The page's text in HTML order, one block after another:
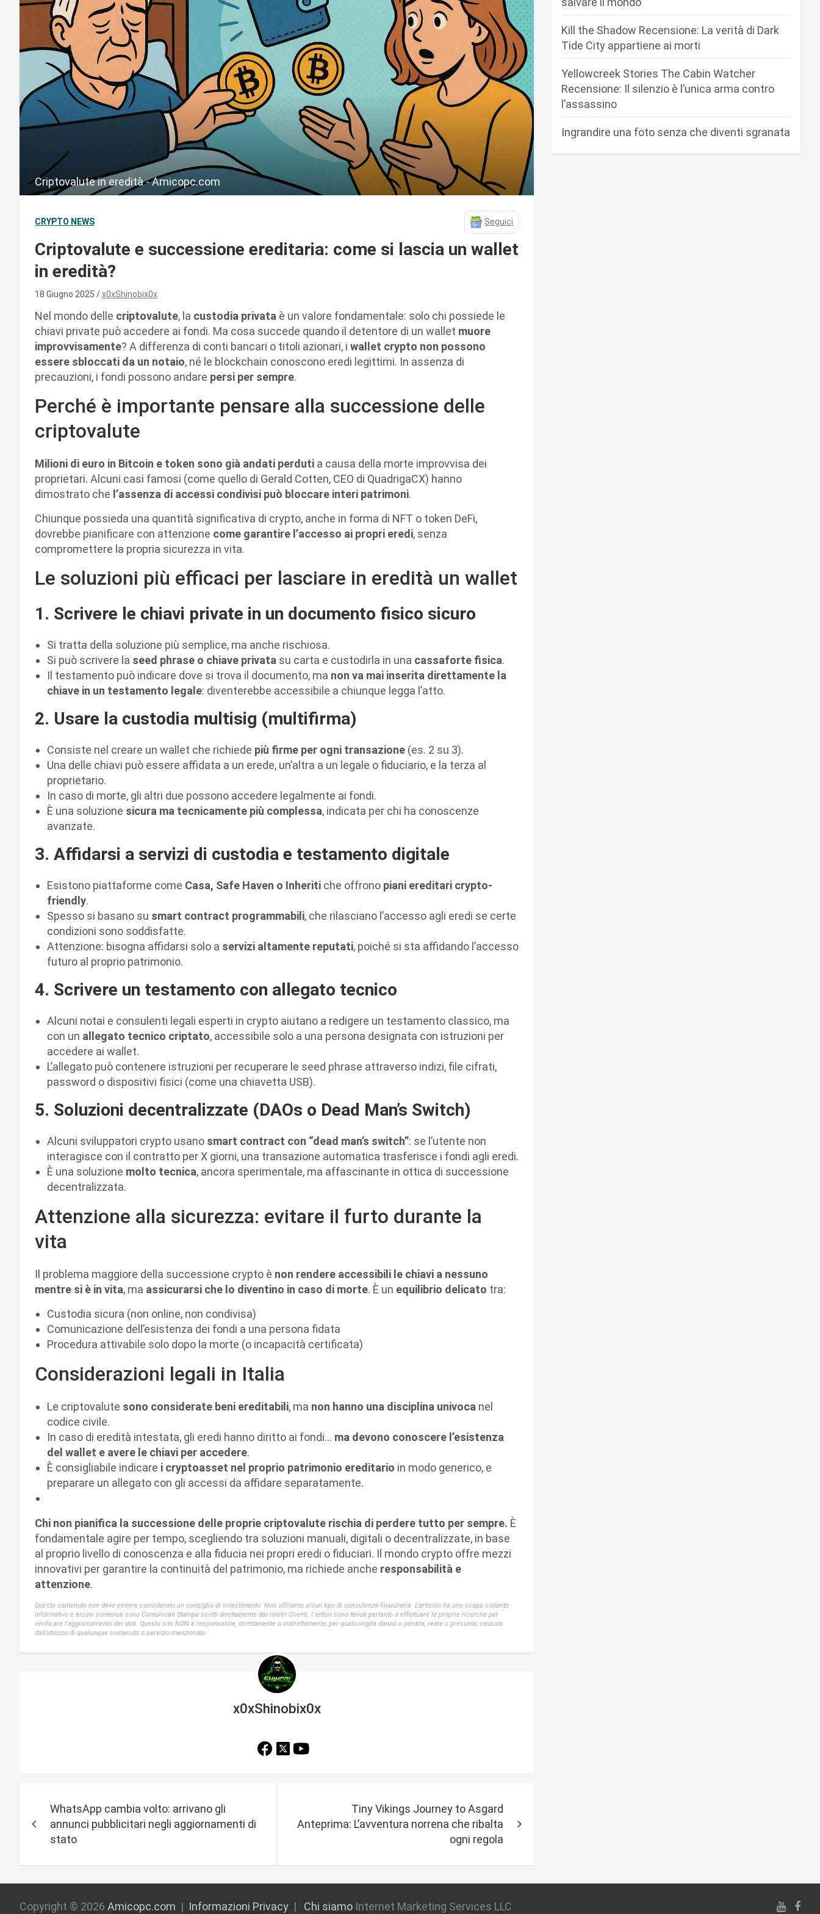
Criptovalute in eredità - Amicopc.com
CRYPTO NEWS Seguici
Criptovalute e successione ereditaria: come si lascia un wallet
in eredità?
18 Giugno 2025 x0xShinobix0x
Nel mondo delle criptovalute, la custodia privata è un valore fondamentale: solo chi possiede le
chiavi private può accedere ai fondi. Ma cosa succede quando il detentore di un wallet muore
improvvisamente? A differenza di conti bancari o titoli azionari, i wallet crypto non possono
essere sbloccati da un notaio, né le blockchain conoscono eredi legittimi. In assenza di
precauzioni, i fondi possono andare persi per sempre.
Perché è importante pensare alla successione delle
criptovalute
Milioni di euro in Bitcoin e token sono già andati perduti a causa della morte improvvisa dei
proprietari. Alcuni casi famosi (come quello di Gerald Cotten, CEO di QuadrigaCX) hanno
dimostrato che l’assenza di accessi condivisi può bloccare interi patrimoni.
Chiunque possieda una quantità significativa di crypto, anche in forma di NFT o token DeFi,
dovrebbe pianificare con attenzione come garantire l’accesso ai propri eredi, senza
compromettere la propria sicurezza in vita.
Le soluzioni più efficaci per lasciare in eredità un wallet
1. Scrivere le chiavi private in un documento fisico sicuro
Si tratta della soluzione più semplice, ma anche rischiosa.
Si può scrivere la seed phrase o chiave privata su carta e custodirla in una cassaforte fisica.
Il testamento può indicare dove si trova il documento, ma non va mai inserita direttamente la
chiave in un testamento legale: diventerebbe accessibile a chiunque legga l’atto.
2. Usare la custodia multisig (multifirma)
Consiste nel creare un wallet che richiede più firme per ogni transazione (es. 2 su 3).
Una delle chiavi può essere affidata a un erede, un’altra a un legale o fiduciario, e la terza al
proprietario.
In caso di morte, gli altri due possono accedere legalmente ai fondi.
È una soluzione sicura ma tecnicamente più complessa, indicata per chi ha conoscenze
avanzate.
3. Affidarsi a servizi di custodia e testamento digitale
Esistono piattaforme come Casa, Safe Haven o Inheriti che offrono piani ereditari crypto-
friendly.
Spesso si basano su smart contract programmabili, che rilasciano l’accesso agli eredi se certe
condizioni sono soddisfatte.
Attenzione: bisogna affidarsi solo a servizi altamente reputati, poiché si sta affidando l’accesso
futuro al proprio patrimonio.
4. Scrivere un testamento con allegato tecnico
Alcuni notai e consulenti legali esperti in crypto aiutano a redigere un testamento classico, ma
con un allegato tecnico criptato, accessibile solo a una persona designata con istruzioni per
accedere ai wallet.
L’allegato può contenere istruzioni per recuperare le seed phrase attraverso indizi, file cifrati,
password o dispositivi fisici (come una chiavetta USB).
5. Soluzioni decentralizzate (DAOs o Dead Man’s Switch)
Alcuni sviluppatori crypto usano smart contract con “dead man’s switch”: se l’utente non
interagisce con il contratto per X giorni, una transazione automatica trasferisce i fondi agli eredi.
È una soluzione molto tecnica, ancora sperimentale, ma affascinante in ottica di successione
decentralizzata.
Attenzione alla sicurezza: evitare il furto durante la
vita
Il problema maggiore della successione crypto è non rendere accessibili le chiavi a nessuno
mentre si è in vita, ma assicurarsi che lo diventino in caso di morte. È un equilibrio delicato tra:
Custodia sicura (non online, non condivisa)
Comunicazione dell’esistenza dei fondi a una persona fidata
Procedura attivabile solo dopo la morte (o incapacità certificata)
Considerazioni legali in Italia
Le criptovalute sono considerate beni ereditabili, ma non hanno una disciplina univoca nel
codice civile.
In caso di eredità intestata, gli eredi hanno diritto ai fondi… ma devono conoscere l’esistenza
del wallet e avere le chiavi per accedere.
È consigliabile indicare i cryptoasset nel proprio patrimonio ereditario in modo generico, e
preparare un allegato con gli accessi da affidare separatamente.
Chi non pianifica la successione delle proprie criptovalute rischia di perdere tutto per sempre. È
fondamentale agire per tempo, scegliendo tra soluzioni manuali, digitali o decentralizzate, in base
al proprio livello di conoscenza e alla fiducia nei propri eredi o fiduciari. Il mondo crypto offre mezzi
innovativi per garantire la continuità del patrimonio, ma richiede anche responsabilità e
attenzione.
Questo contenuto non deve essere considerato un consiglio di investimento. Non offriamo alcun tipo di consulenza finanziaria. L'articolo ha uno scopo soltanto
informativo e alcuni contenuti sono Comunicati Stampa scritti direttamente dai nostri Clienti. I lettori sono tenuti pertanto a effettuare le proprie ricerche per
verificare l'aggiornamento dei dati. Questo sito NON è responsabile, direttamente o indirettamente, per qualsivoglia danno o perdita, reale o presunta, causata
dall'utilizzo di qualunque contenuto o servizio menzionato.
x0xShinobix0x
i
WhatsApp cambia volto: arrivano gli
annunci pubblicitari negli aggiornamenti di
stato
Tiny Vikings Journey to Asgard
Anteprima: L’avventura norrena che ribalta
ogni regola
Kill the Shadow Recensione: La verità di Dark
Tide City appartiene ai morti
Yellowcreek Stories The Cabin Watcher
Recensione: Il silenzio è l’unica arma contro
l’assassino
Ingrandire una foto senza che diventi sgranata
Copyright © 2026 Amicopc.com Informazioni Privacy Chi siamo Internet Marketing Services LLC